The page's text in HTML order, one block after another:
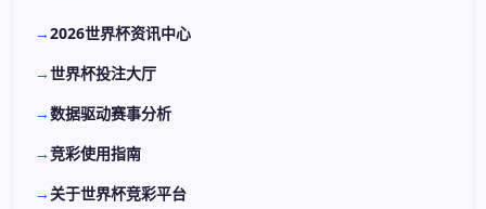
2026世界杯资讯中心
世界杯投注大厅
数据驱动赛事分析
竞彩使用指南
关于世界杯竞彩平台